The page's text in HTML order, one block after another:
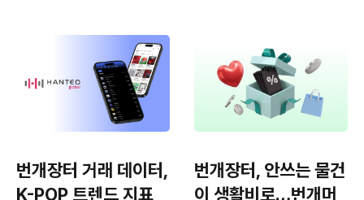
번개장터 거래 데이터,
K-POP 트렌드 지표
번개장터, 안쓰는 물건
이 생활비로…번개머